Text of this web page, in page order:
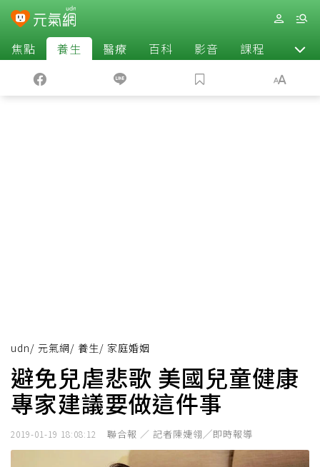
焦點 養生 醫療 百科 影音 課程 退休
udn/ 元氣網/ 養生/ 家庭婚姻
避免兒虐悲歌 美國兒童健康
專家建議要做這件事
2019-01-19 18:08:12 聯合報 ／ 記者陳婕翎╱即時報導